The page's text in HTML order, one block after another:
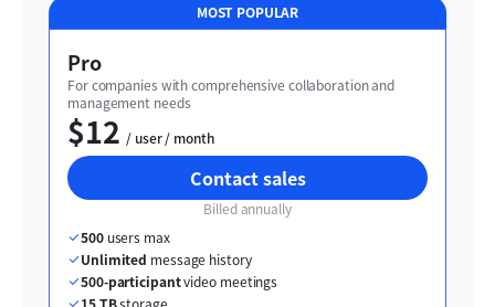
MOST POPULAR
Pro
For companies with comprehensive collaboration and
management needs
$12
  / user / month
Contact sales
Billed annually
500 users max
Unlimited message history
500-participant video meetings
15 TB storage